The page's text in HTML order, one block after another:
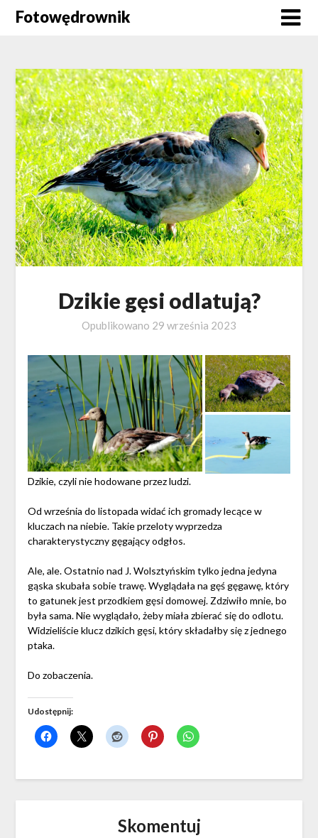
SkipFotowędrownik
Dzikie gęsi odlatują?
Opublikowano 29 września 2023
Dzikie, czyli nie hodowane przez ludzi.
Od września do listopada widać ich gromady lecące w
kluczach na niebie. Takie przeloty wyprzedza
charakterystyczny gęgający odgłos.
Ale, ale. Ostatnio nad J. Wolsztyńskim tylko jedna jedyna
gąska skubała sobie trawę. Wyglądała na gęś gęgawę, który
to gatunek jest przodkiem gęsi domowej. Zdziwiło mnie, bo
była sama. Nie wyglądało, żeby miała zbierać się do odlotu.
Widzieliście klucz dzikich gęsi, który składałby się z jednego
ptaka.
Do zobaczenia.
Udostępnij:
Skomentuj